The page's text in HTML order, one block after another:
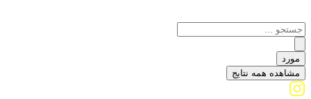
مورد
مشاهده همه نتایج